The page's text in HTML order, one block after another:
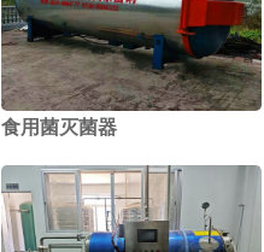
食用菌灭菌器